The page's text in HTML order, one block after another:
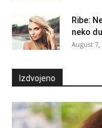
Ribe:
neko
August 7,
Izdvojeno